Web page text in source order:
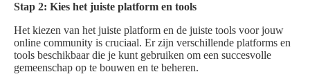
Stap 2: Kies het juiste platform en tools
Het kiezen van het juiste platform en de juiste tools voor jouw
online community is cruciaal. Er zijn verschillende platforms en
tools beschikbaar die je kunt gebruiken om een succesvolle
gemeenschap op te bouwen en te beheren.